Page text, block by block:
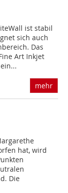
ist stabil
sich auch
Das
Art Inkjet
mehr
hat, wird
Die